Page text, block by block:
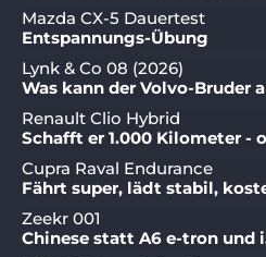
Mazda CX-5 Dauertest
Entspannungs-Übung
Lynk & Co 08 (2026)
Was kann der Volvo-Bruder
Renault Clio Hybrid
Schafft er 1.000 Kilometer -
Cupra Raval Endurance
Fährt super, lädt stabil,
Zeekr 001
Chinese statt A6 e-tron und